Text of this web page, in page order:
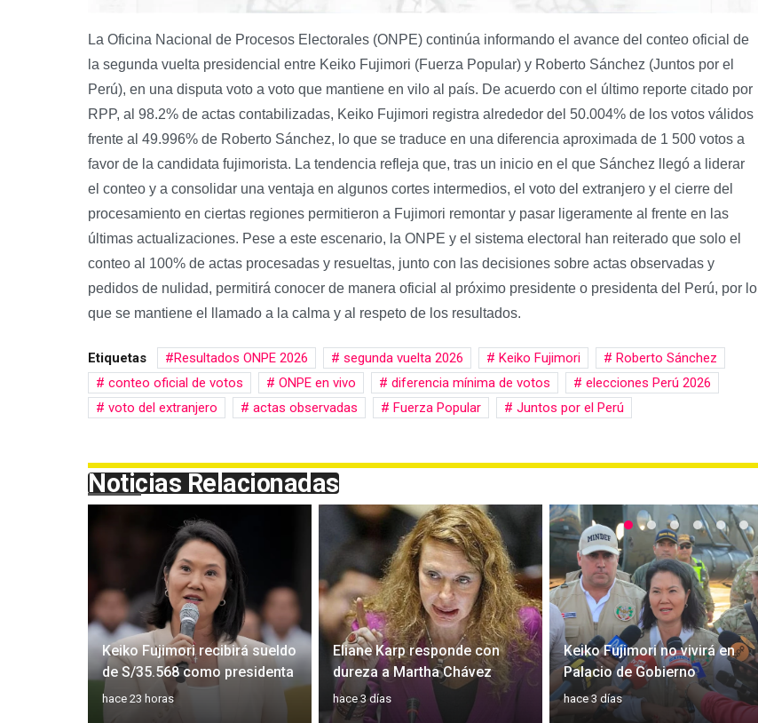
La Oficina Nacional de Procesos Electorales (ONPE) continúa informando el avance del conteo oficial de
la segunda vuelta presidencial entre Keiko Fujimori (Fuerza Popular) y Roberto Sánchez (Juntos por el
Perú), en una disputa voto a voto que mantiene en vilo al país. De acuerdo con el último reporte citado por
RPP, al 98.2% de actas contabilizadas, Keiko Fujimori registra alrededor del 50.004% de los votos válidos
frente al 49.996% de Roberto Sánchez, lo que se traduce en una diferencia aproximada de 1 500 votos a
favor de la candidata fujimorista. La tendencia refleja que, tras un inicio en el que Sánchez llegó a liderar
el conteo y a consolidar una ventaja en algunos cortes intermedios, el voto del extranjero y el cierre del
procesamiento en ciertas regiones permitieron a Fujimori remontar y pasar ligeramente al frente en las
últimas actualizaciones. Pese a este escenario, la ONPE y el sistema electoral han reiterado que solo el
conteo al 100% de actas procesadas y resueltas, junto con las decisiones sobre actas observadas y
pedidos de nulidad, permitirá conocer de manera oficial al próximo presidente o presidenta del Perú, por lo
que se mantiene el llamado a la calma y al respeto de los resultados.
Etiquetas Resultados ONPE 2026 segunda vuelta 2026 Keiko Fujimori
Roberto Sánchez
conteo oficial de votos
ONPE en vivo diferencia mínima de votos
elecciones Perú 2026
voto del extranjero
actas observadas Fuerza Popular Juntos por el Perú
Noticias Relacionadas
Keiko Fujimori recibirá sueldo
de S/35.568 como presidenta
hace 23 horas
Eliane Karp responde con
dureza a Martha Chávez
hace 3 días
Keiko Fujimori no vivirá en
Palacio de Gobierno
hace 3 días